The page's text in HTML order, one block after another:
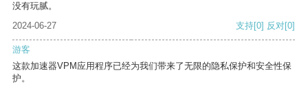
没有玩腻。
2024-06-27
支持[0] 反对[0]
游客
这款加速器VPM应用程序已经为我们带来了无限的隐私保护和安全性保
护。